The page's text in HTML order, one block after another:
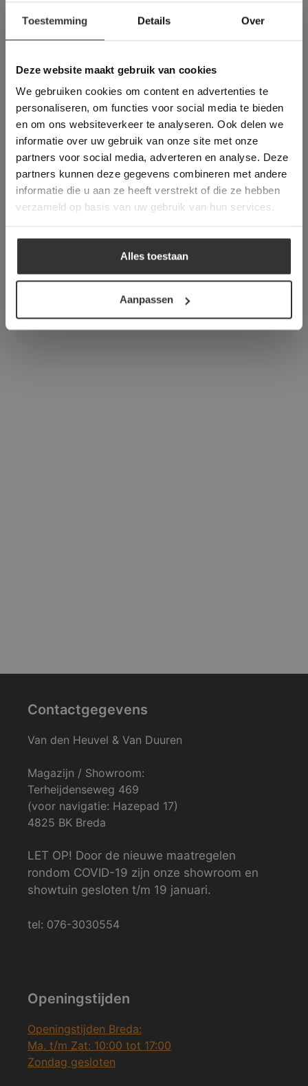
Toestemming Details Over
Deze website maakt gebruik van cookies
We gebruiken cookies om content en advertenties te
personaliseren, om functies voor social media te bieden
en om ons websiteverkeer te analyseren. Ook delen we
informatie over uw gebruik van onze site met onze
partners voor social media, adverteren en analyse. Deze
partners kunnen deze gegevens combineren met andere
informatie die u aan ze heeft verstrekt of die ze hebben
verzameld op basis van uw gebruik van hun services.
Alles toestaan
Aanpassen
Meer dan 500 m2 showroom
Contactgegevens
Van den Heuvel & Van Duuren
Magazijn / Showroom:
Terheijdenseweg 469
(voor navigatie: Hazepad 17)
4825 BK Breda
LET OP! Door de nieuwe maatregelen
rondom COVID-19 zijn onze showroom en
showtuin gesloten t/m 19 januari.
tel: 076-3030554
Openingstijden
Openingstijden Breda:
Ma. t/m Zat: 10:00 tot 17:00
Zondag gesloten
Deze website maakt
gebruik van cookies.
This Cookie Banner was deleted and is no
longer working. Please contact the website
administrator.
Deze website gebruikt cookies om de
gebruikerservaring te verbeteren. Door
gebruik te maken van onze website geeft u
toestemming voor alle cookies in
overeenstemming met ons cookiebeleid.Lees
verder
ALLES ACCEPTEREN
ALLES AFWIJZEN
DETAILS WEERGEVEN